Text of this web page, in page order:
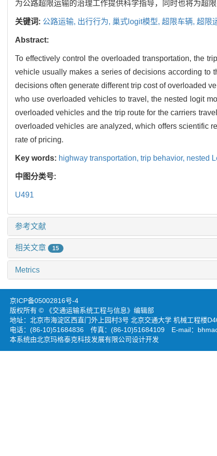
为公路超限运输的治理工作提供科学指导，同时也将为超
关键词: 公路运输, 出行行为, 巢式logit模型, 超限车辆, 超限
Abstract:
To effectively control the overloaded transportation, the
vehicle usually makes a series of decisions according to
decisions often generate different trip cost of overloaded
who use overloaded vehicles to travel, the nested logit
overloaded vehicles and the trip route for the carriers
overloaded vehicles are analyzed, which offers scientific
rate of pricing.
Key words: highway transportation, trip behavior, nested
中图分类号:
U491
参考文献
相关文章 15
Metrics
京ICP备05002816号-4
版权所有 © 《交通运输系统工程与信息》编辑部
地址：北京市海淀区西直门外上园村3号 北京交通大学 机械工程楼
电话：(86-10)51684836 传真：(86-10)51684109 E-mail：
本系统由北京玛格泰克科技发展有限公司设计开发